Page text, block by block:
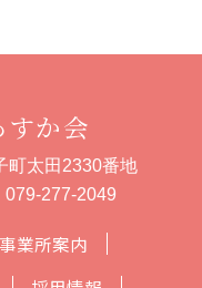
事業所案内
か会
町太田2330番地
079-277-2049